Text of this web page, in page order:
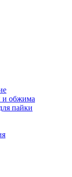
и обжима
пайки